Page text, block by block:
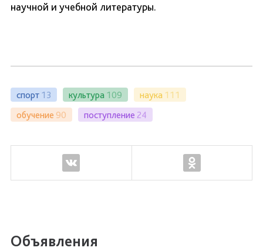
научной и учебной литературы.
спорт 13 культура 109 наука 111
обучение 90 поступление 24
Объявления